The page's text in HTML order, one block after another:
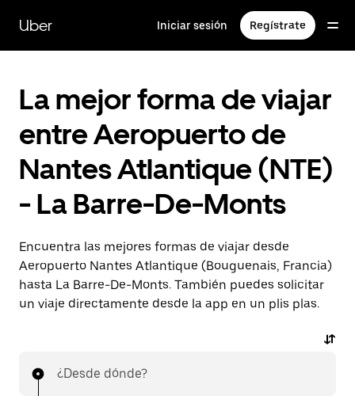
contenido
principal
Uber Iniciar sesión Regístrate
La mejor forma de viajar
entre Aeropuerto de
Nantes Atlantique (NTE)
- La Barre-De-Monts
Encuentra las mejores formas de viajar desde
Aeropuerto Nantes Atlantique (Bouguenais, Francia)
hasta La Barre-De-Monts. También puedes solicitar
un viaje directamente desde la app en un plis plas.
¿Desde dónde?